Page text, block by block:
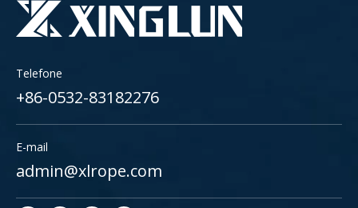
Telefone
+86-0532-83182276
E-mail
admin@xlrope.com